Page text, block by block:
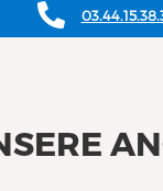
